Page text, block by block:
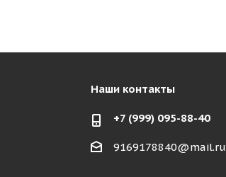
Наши контакты
+7 (999) 095-88-40
9169178840@mail.ru